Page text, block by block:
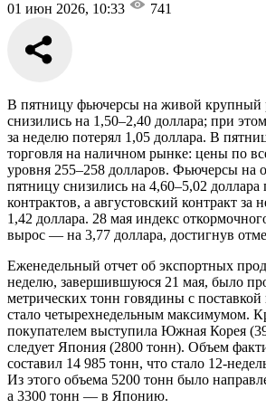
01 июн 2026, 10:33 741
В пятницу фьючерсы на живой крупный
снизились на 1,50–2,40 доллара; при
за неделю потерял 1,05 доллара. В
торговля на наличном рынке: цены по
уровня 255–258 долларов. Фьючерсы на
пятницу снизились на 4,60–5,02
контрактов, а августовский контракт за
1,42 доллара. 28 мая индекс
вырос — на 3,77 доллара, достигнув
Еженедельный отчет об экспортных
неделю, завершившуюся 21 мая, было
метрических тонн говядины с поставкой
стало четырехнедельным максимумом.
покупателем выступила Южная Корея
следует Япония (2800 тонн). Объем
составил 14 985 тонн, что стало 12-
Из этого объема 5200 тонн было
а 3300 тонн — в Японию.